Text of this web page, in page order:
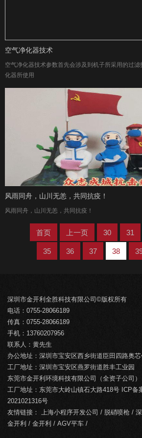
空气净化器技术
空气净化器技术参数首先会涉及到机子所采用的过
化器所使用
风雨同舟，山川无恙，共同抗疫！
风雨同舟，山川无恙，共同抗疫！
首页 上一页 30 31
35 36 37 38
深圳市金开利全胜科技有限公司©版权所有
电话：0755-28066189
传真：0755-28066189
手机：13760207956
联系人：黄先生
办公地址：深圳市宝安区西乡街道臣田四路奥
工厂地址：深圳市宝安区燕罗街道胜丰工业园
东莞市金开利环境科技有限公司（全资子公司）
工厂地址：东莞市大岭山镇石大路418号 ICP备
2021021316号
友情链接： 上海小程序开发公司 / 脱硝喷枪 /
金开利 / 金开利 / AGV平车 /